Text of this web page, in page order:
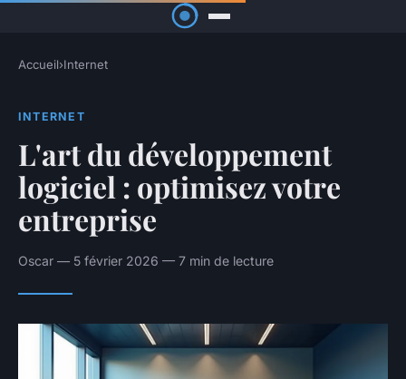
Accueil›Internet
INTERNET
L'art du développement
logiciel : optimisez votre
entreprise
Oscar — 5 février 2026 — 7 min de lecture